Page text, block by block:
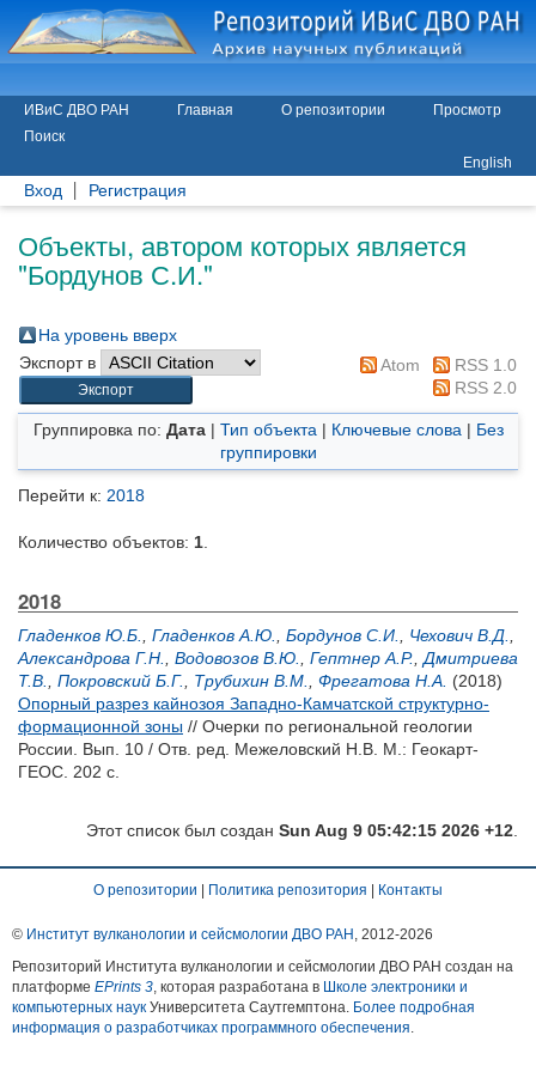
ИВиС ДВО РАН Главная О репозитории
Просмотр
Поиск
English
Вход Регистрация
Объекты, автором которых является
"Бордунов С.И."
На уровень вверх
Экспорт в
Atom
RSS 1.0
RSS 2.0
Группировка по: Дата| Тип объекта | Ключевые слова | Без
группировки
Перейти к: 2018
Количество объектов: 1
2018
Гладенков Ю.Б. Гладенков А.Ю. Бордунов С.И. Чехович В.Д.
Александрова Г.Н.
Водовозов В.Ю. Гептнер А.Р. Дмитриева
Т.В.
Покровский Б.Г. Трубихин В.М. Фрегатова Н.А. (2018)
Опорный разрез кайнозоя Западно-Камчатской структурно-
формационной зоны // Очерки по региональной геологии
России. Вып. 10 / Отв. ред. Межеловский Н.В. М.: Геокарт-
ГЕОС. 202 с.
Этот список был создан Sun Aug 9 05:42:15 2026 +12
О репозитории Политика репозитория Контакты
© Институт вулканологии и сейсмологии ДВО РАН , 2012-2026
Репозиторий Института вулканологии и сейсмологии ДВО РАН создан на
платформе EPrints 3, которая разработана в Школе электроники и
компьютерных наук Университета Саутгемптона. Более подробная
информация о разработчиках программного обеспечения.